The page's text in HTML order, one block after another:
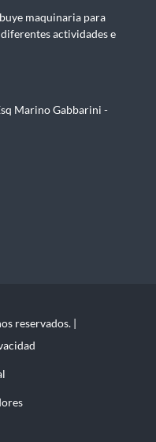
maquinaria para
actividades e
Marino Gabbarini -
reservados. |